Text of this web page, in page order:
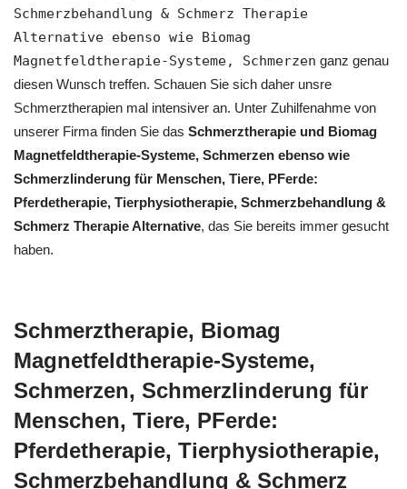
Schmerzbehandlung & Schmerz Therapie
Alternative ebenso wie Biomag
Magnetfeldtherapie-Systeme, Schmerzen ganz genau
diesen Wunsch treffen. Schauen Sie sich daher unsre
Schmerztherapien mal intensiver an. Unter Zuhilfenahme von
unserer Firma finden Sie das Schmerztherapie und Biomag
Magnetfeldtherapie-Systeme, Schmerzen ebenso wie
Schmerzlinderung für Menschen, Tiere, PFerde:
Pferdetherapie, Tierphysiotherapie, Schmerzbehandlung &
Schmerz Therapie Alternative, das Sie bereits immer gesucht
haben.
Schmerztherapie, Biomag
Magnetfeldtherapie-Systeme,
Schmerzen, Schmerzlinderung für
Menschen, Tiere, PFerde:
Pferdetherapie, Tierphysiotherapie,
Schmerzbehandlung & Schmerz